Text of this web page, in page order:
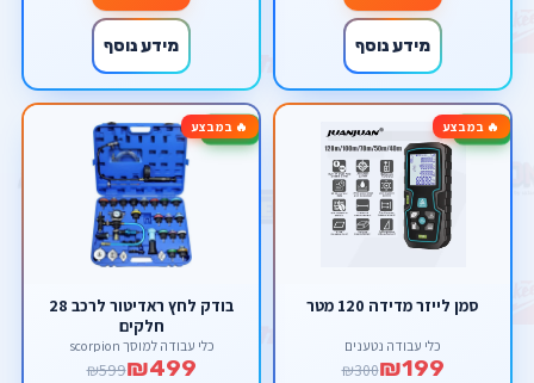
מידע נוסף מידע נוסף
🔥 במבצע-34%
סמן לייזר מדידה 120 מטר
כלי עבודה נטענים
₪199
₪300
🔥 במבצע-17%
בודק לחץ ראדיטור לרכב 28
חלקים
כלי עבודה למוסך scorpion
₪499
₪599